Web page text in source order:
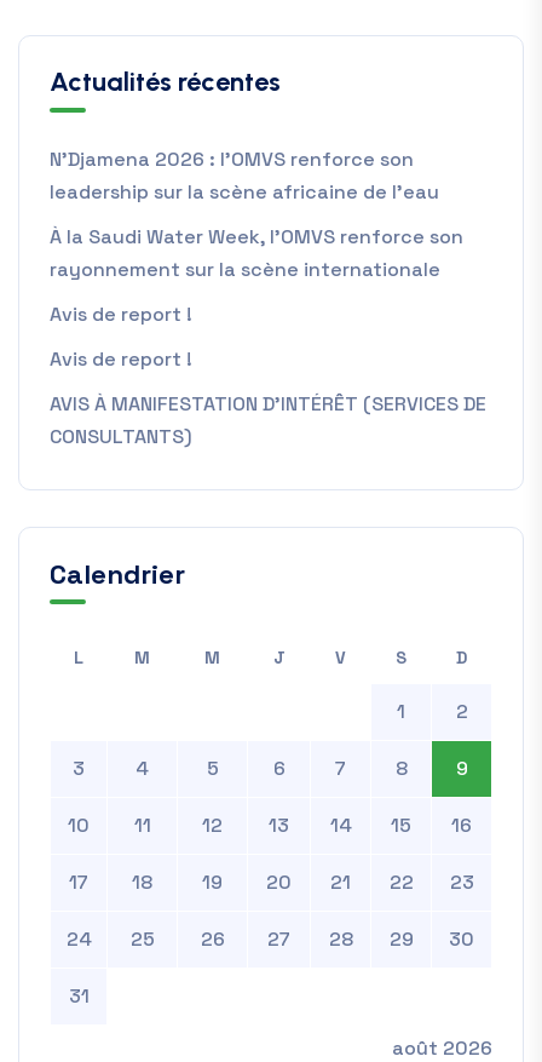
Actualités récentes
N’Djamena 2026 : l’OMVS renforce son
leadership sur la scène africaine de l’eau
À la Saudi Water Week, l’OMVS renforce son
rayonnement sur la scène internationale
Avis de report !
Avis de report !
AVIS À MANIFESTATION D’INTÉRÊT (SERVICES DE
CONSULTANTS)
Calendrier
août 2026
L M M J V S D
1 2
3 4 5 6 7 8 9
10 11 12 13 14 15 16
17 18 19 20 21 22 23
24 25 26 27 28 29 30
31